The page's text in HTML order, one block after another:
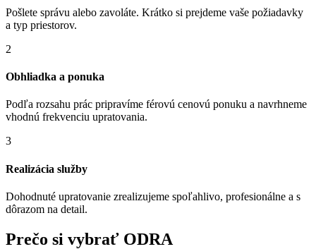
Pošlete správu alebo zavoláte. Krátko si prejdeme vaše požiadavky
a typ priestorov.
2
Obhliadka a ponuka
Podľa rozsahu prác pripravíme férovú cenovú ponuku a navrhneme
vhodnú frekvenciu upratovania.
3
Realizácia služby
Dohodnuté upratovanie zrealizujeme spoľahlivo, profesionálne a s
dôrazom na detail.
Prečo si vybrať ODRA